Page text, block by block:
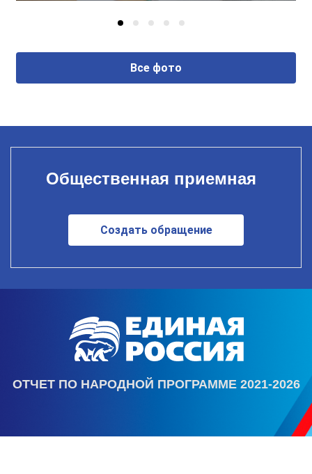
Все фото
Общественная приемная
Создать обращение
ОТЧЕТ ПО НАРОДНОЙ ПРОГРАММЕ 2021-2026